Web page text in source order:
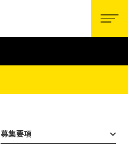
産リクルートサイト
募集要項